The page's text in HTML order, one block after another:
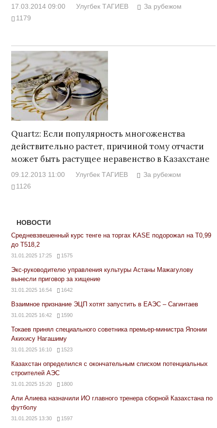
17.03.2014 09:00 Улугбек ТАГИЕВ
За рубежом
1179
Quartz: Если популярность многоженства
действительно растет, причиной тому отчасти
может быть растущее неравенство в Казахстане
09.12.2013 11:00 Улугбек ТАГИЕВ
За рубежом
1126
НОВОСТИ
Средневзвешенный курс тенге на торгах KASE подорожал на Т0,99
до Т518,2
31.01.2025 17:25 1575
Экс-руководителю управления культуры Астаны Мажагулову
вынесли приговор за хищение
31.01.2025 16:54 1642
Взаимное признание ЭЦП хотят запустить в ЕАЭС – Сагинтаев
31.01.2025 16:42 1590
Токаев принял специального советника премьер-министра Японии
Акихису Нагашиму
31.01.2025 16:10 1523
Казахстан определился с окончательным списком потенциальных
строителей АЭС
31.01.2025 15:20 1800
Али Алиева назначили ИО главного тренера сборной Казахстана по
футболу
31.01.2025 13:30 1597